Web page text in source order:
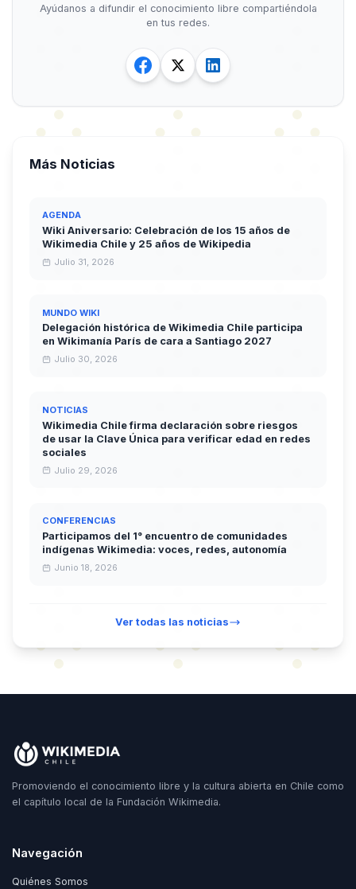
Ayúdanos a difundir el conocimiento libre compartiéndola
en tus redes.
Más Noticias
AGENDA
Wiki Aniversario: Celebración de los 15 años de
Wikimedia Chile y 25 años de Wikipedia
Julio 31, 2026
MUNDO WIKI
Delegación histórica de Wikimedia Chile participa
en Wikimanía París de cara a Santiago 2027
Julio 30, 2026
NOTICIAS
Wikimedia Chile firma declaración sobre riesgos
de usar la Clave Única para verificar edad en redes
sociales
Julio 29, 2026
CONFERENCIAS
Participamos del 1° encuentro de comunidades
indígenas Wikimedia: voces, redes, autonomía
Junio 18, 2026
Ver todas las noticias
Promoviendo el conocimiento libre y la cultura abierta en Chile como
el capítulo local de la Fundación Wikimedia.
Navegación
Quiénes Somos